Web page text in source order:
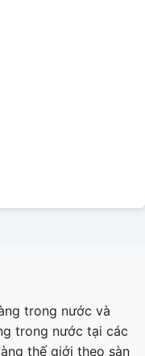
trong nước và
trong nước tại các
thế giới theo sàn